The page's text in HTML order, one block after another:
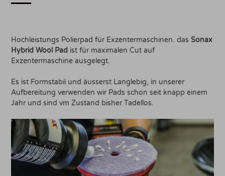
Hochleistungs Polierpad für Exzentermaschinen. dasSonax
Hybrid Wool Pad ist für maximalen Cut auf
Exzentermaschine ausgelegt.
Es ist Formstabil und äusserst Langlebig, in unserer
Aufbereitung verwenden wir Pads schon seit knapp einem
Jahr und sind vm Zustand bisher Tadellos.